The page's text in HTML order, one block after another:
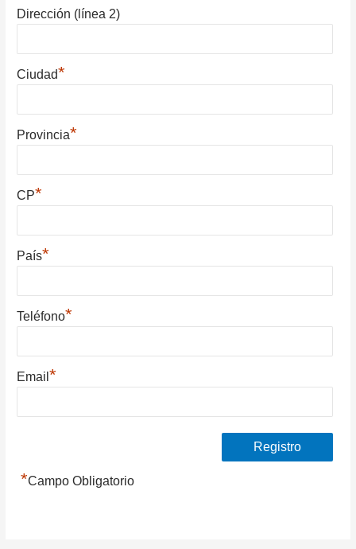
Dirección (línea 2)
Ciudad*
Provincia*
CP*
País*
Teléfono*
Email*
*Campo Obligatorio